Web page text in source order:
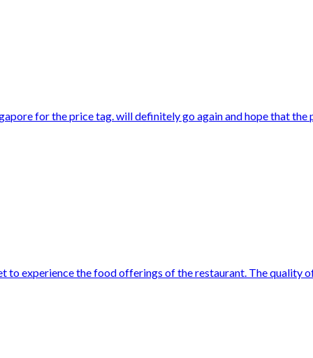
for the price tag. will definitely go again and hope that
to experience the food offerings of the restaurant. The quality